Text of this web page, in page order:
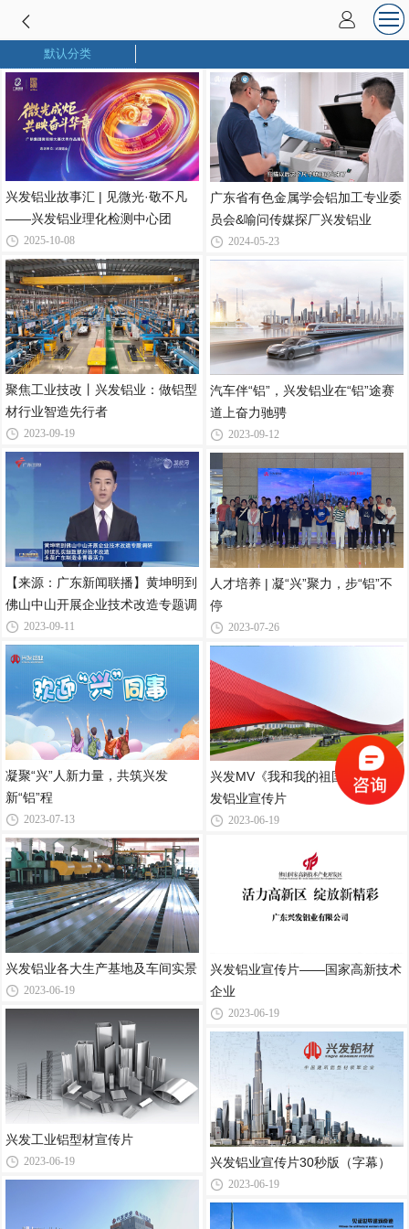
默认分类
兴发铝业故事汇 | 见微光·敬不凡
——兴发铝业理化检测中心团
2025-10-08
聚焦工业技改丨兴发铝业：做铝型
材行业智造先行者
2023-09-19
【来源：广东新闻联播】黄坤明到
佛山中山开展企业技术改造专题调
2023-09-11
凝聚“兴”人新力量，共筑兴发
新“铝”程
2023-07-13
兴发铝业各大生产基地及车间实景
2023-06-19
兴发工业铝型材宣传片
2023-06-19
广东省有色金属学会铝加工专业委
员会&喻问传媒探厂兴发铝业
2024-05-23
汽车伴“铝”，兴发铝业在“铝”途赛
道上奋力驰骋
2023-09-12
人才培养 | 凝“兴”聚力，步“铝”不
停
2023-07-26
兴发MV《我和我的祖国》——兴
发铝业宣传片
2023-06-19
兴发铝业宣传片——国家高新技术
企业
2023-06-19
兴发铝业宣传片30秒版（字幕）
2023-06-19